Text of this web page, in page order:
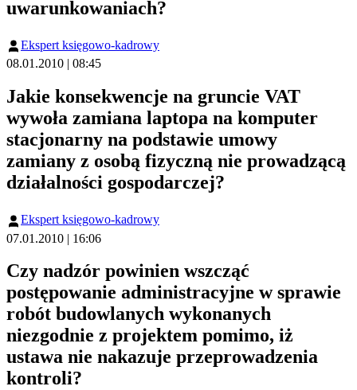
uwarunkowaniach?
Ekspert księgowo-kadrowy
08.01.2010 | 08:45
Jakie konsekwencje na gruncie VAT
wywoła zamiana laptopa na komputer
stacjonarny na podstawie umowy
zamiany z osobą fizyczną nie prowadzącą
działalności gospodarczej?
Ekspert księgowo-kadrowy
07.01.2010 | 16:06
Czy nadzór powinien wszcząć
postępowanie administracyjne w sprawie
robót budowlanych wykonanych
niezgodnie z projektem pomimo, iż
ustawa nie nakazuje przeprowadzenia
kontroli?